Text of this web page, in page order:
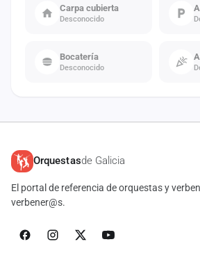
Carpa cubierta
Desconocido
Bocatería
Desconocido
Orquestasde Galicia
El portal de referencia de orquestas y
verbener@s.